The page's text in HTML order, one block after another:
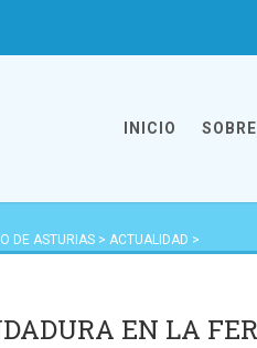
INICIO
DE ASTURIAS > ACTUALIDAD >
EN LA